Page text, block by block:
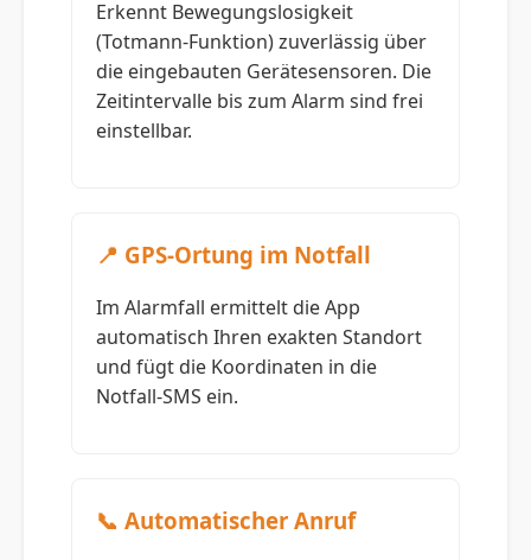
Erkennt Bewegungslosigkeit
(Totmann-Funktion) zuverlässig über
die eingebauten Gerätesensoren. Die
Zeitintervalle bis zum Alarm sind frei
einstellbar.
📍 GPS-Ortung im Notfall
Im Alarmfall ermittelt die App
automatisch Ihren exakten Standort
und fügt die Koordinaten in die
Notfall-SMS ein.
📞 Automatischer Anruf